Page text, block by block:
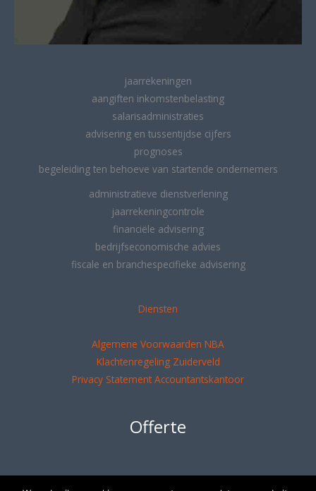
jaarrekeningen
aangiften inkomstenbelasting
salarisadministraties
advisering en tussentijdse cijfers
prognoses
begeleiding ten behoeve van startende ondernemers
administratieve dienstverlening
jaarrekeningcontrole
financiële advisering
bedrijfseconomische advies
fiscale en branchespecifieke advisering
Diensten
Algemene Voorwaarden NBA
Klachtenregeling Zuiderveld
Privacy Statement Accountantskantoor
Offerte